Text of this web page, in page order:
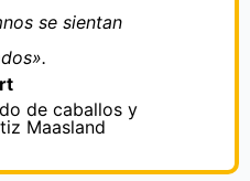
se sientan
de caballos y
Maasland